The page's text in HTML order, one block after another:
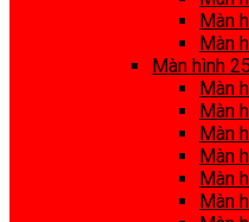
Màn
Màn
Màn hình
Màn
Màn
Màn
Màn
Màn
Màn